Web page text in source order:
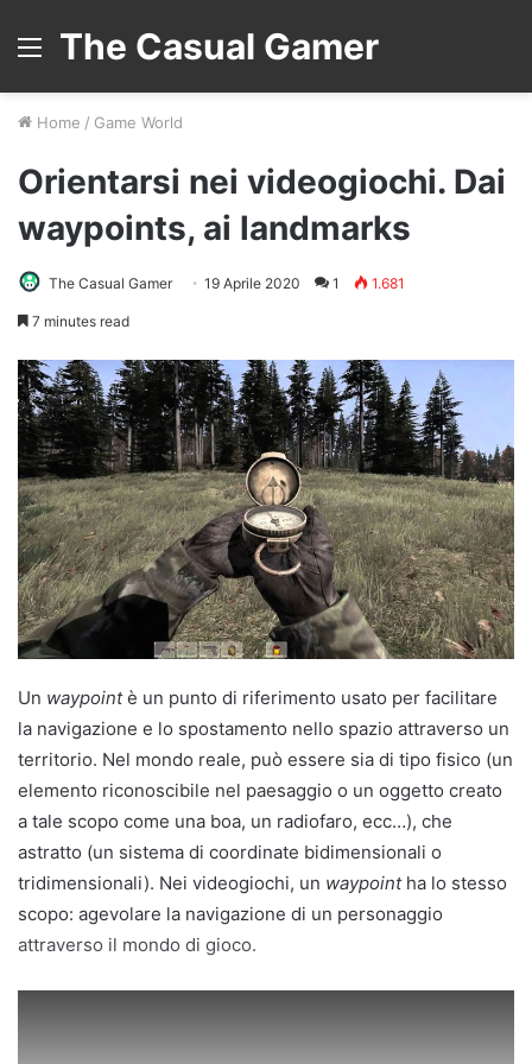
MenuThe Casual Gamer
Home / Game World
Orientarsi nei videogiochi. Dai
waypoints, ai landmarks
The Casual Gamer 19 Aprile 2020 1 1.681
7 minutes read
Un waypointè un punto di riferimento usato per facilitare
la navigazione e lo spostamento nello spazio attraverso un
territorio. Nel mondo reale, può essere sia di tipo fisico (un
elemento riconoscibile nel paesaggio o un oggetto creato
a tale scopo come una boa, un radiofaro, ecc…), che
astratto (un sistema di coordinate bidimensionali o
tridimensionali). Nei videogiochi, un waypointha lo stesso
scopo: agevolare la navigazione di un personaggio
attraverso il mondo di gioco.